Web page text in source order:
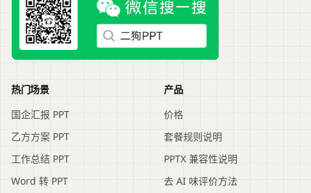
热门场景
国企汇报 PPT
乙方方案 PPT
工作总结 PPT
Word 转 PPT
产品
价格
套餐规则说明
PPTX 兼容性说明
去 AI 味评价方法